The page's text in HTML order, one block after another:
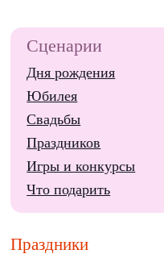
Сценарии
Дня рождения
Юбилея
Свадьбы
Праздников
Игры и конкурсы
Что подарить
Праздники